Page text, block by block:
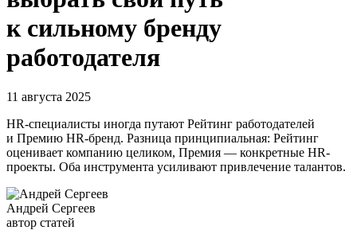
к сильному бренду
работодателя
11 августа 2025
HR-специалисты иногда путают Рейтинг работодателей
и Премию HR-бренд. Разница принципиальная: Рейтинг
оценивает компанию целиком, Премия — конкретные HR-
проекты. Оба инструмента усиливают привлечение талантов.
Андрей Сергеев
автор статей